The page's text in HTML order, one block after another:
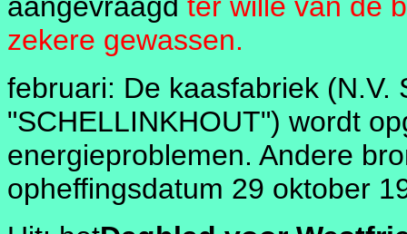
zekere gewassen.
februari: De kaasfabriek (N.V.
"SCHELLINKHOUT") wordt
energieproblemen. Andere
opheffingsdatum 29 oktober